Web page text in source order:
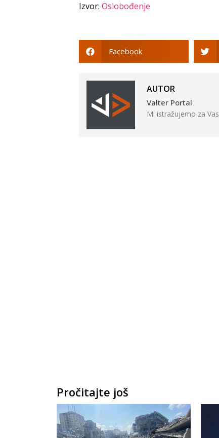
Izvor: Oslobođenje
Facebook
AUTOR
Valter Portal
Mi istražujemo za Vas
Pročitajte još